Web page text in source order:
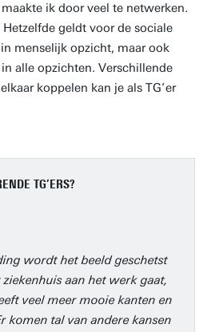
ik door veel te netwerken.
geldt voor de sociale
menselijk opzicht, maar ook
alle opzichten. Verschillende
koppelen kan je als TG’er
TG’ERS?
wordt het beeld geschetst
aan het werk gaat,
veel meer mooie kanten en
komen tal van andere kansen